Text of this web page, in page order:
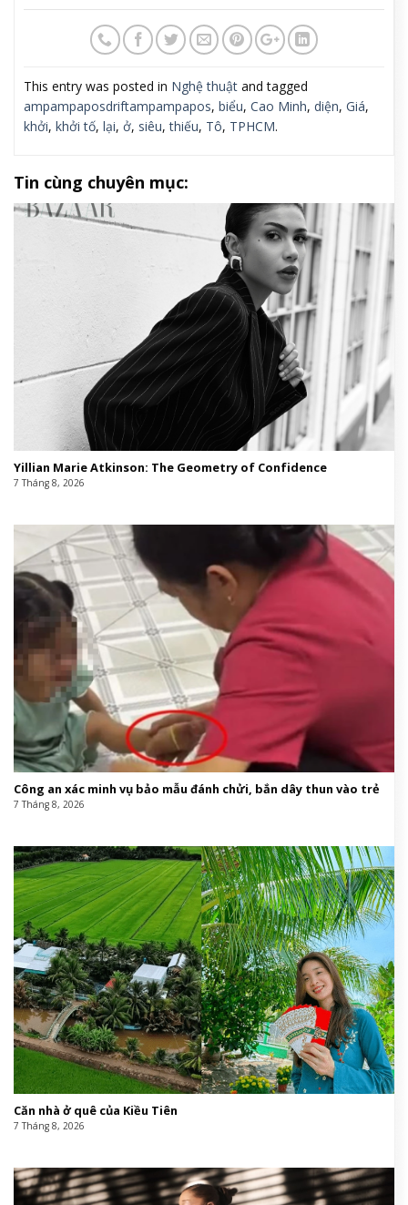
This entry was posted in Nghệ thuật and tagged
ampampaposdriftampampapos, biểu, Cao Minh, diện, Giá,
khởi, khởi tố, lại, ở, siêu,thiếu, Tô, TPHCM.
Tin cùng chuyên mục:
Yillian Marie Atkinson: The Geometry of Confidence
7 Tháng 8, 2026
Công an xác minh vụ bảo mẫu đánh chửi, bắn dây thun vào trẻ
7 Tháng 8, 2026
Căn nhà ở quê của Kiều Tiên
7 Tháng 8, 2026